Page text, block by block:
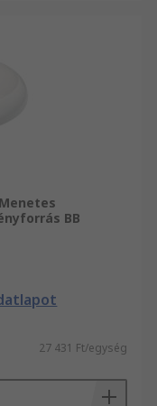
BB
27 431 Ft/egység